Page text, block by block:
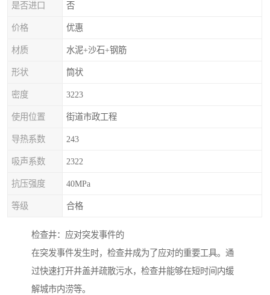
是否进口 否
价格 优惠
材质 水泥+沙石+钢筋
形状 筒状
密度 3223
使用位置 街道市政工程
导热系数 243
吸声系数 2322
抗压强度 40MPa
等级 合格
检查井：应对突发事件的
在突发事件发生时，检查井成为了应对的重要工具。通
过快速打开井盖并疏散污水，检查井能够在短时间内缓
解城市内涝等。